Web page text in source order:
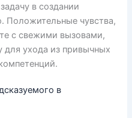
в создании
Положительные чувства,
с свежими вызовами,
ухода из привычных
в